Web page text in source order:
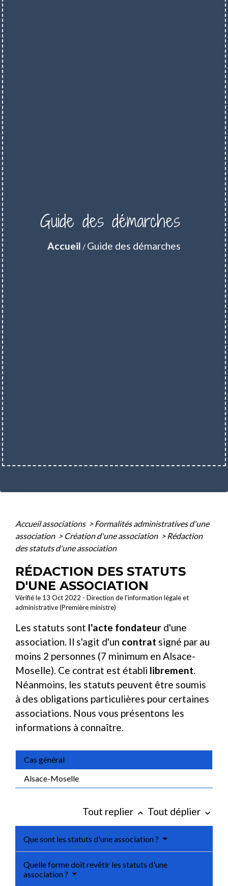
Guide des démarches
Accueil / Guide des démarches
Accueil associations > Formalités administratives d'une
association > Création d'une association > Rédaction
des statuts d'une association
RÉDACTION DES STATUTS
D'UNE ASSOCIATION
Vérifié le 13 Oct 2022 - Direction de l'information légale et
administrative (Première ministre)
Les statuts sont l'acte fondateur d'une
association. Il s'agit d'un contrat signé par au
moins 2 personnes (7 minimum en Alsace-
Moselle). Ce contrat est établi librement.
Néanmoins, les statuts peuvent être soumis
à des obligations particulières pour certaines
associations. Nous vous présentons les
informations à connaître.
Cas général
Alsace-Moselle
Tout replier keyboard_arrow_up Tout déplier keyboard_arrow_down
Que sont les statuts d'une association ?
Quelle forme doit revêtir les statuts d'une
association ?